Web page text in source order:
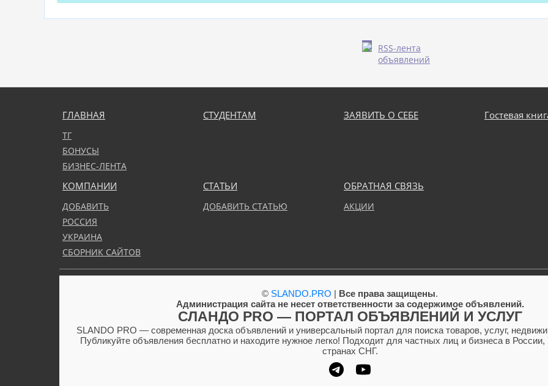
RSS-лента
объявлений
ГЛАВНАЯ
ТГ
БОНУСЫ
БИЗНЕС-ЛЕНТА
СТУДЕНТАМ ЗАЯВИТЬ О СЕБЕ Гостевая
КОМПАНИИ
ДОБАВИТЬ
РОССИЯ
УКРАИНА
СБОРНИК САЙТОВ
СТАТЬИ
ДОБАВИТЬ СТАТЬЮ
ОБРАТНАЯ СВЯЗЬ
АКЦИИ
© SLANDO.PRO | Все права защищены.
Администрация сайта не несет ответственности за содержимое объявлений.
СЛАНДО PRO — ПОРТАЛ ОБЪЯВЛЕНИЙ И УСЛУГ
SLANDO PRO — современная доска объявлений и универсальный портал для поиска товаров, услуг,
Публикуйте объявления бесплатно и находите нужное легко! Подходит для частных лиц и бизнеса в России,
странах СНГ.